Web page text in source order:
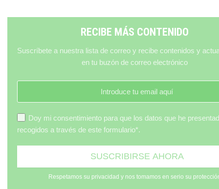
RECIBE MÁS CONTENIDO
Suscríbete a nuestra lista de correo y recibe contenidos y
en tu buzón de correo electrónico
Doy mi consentimiento para que los datos que he
recogidos a través de este formulario*.
Respetamos su privacidad y nos tomamos en serio su